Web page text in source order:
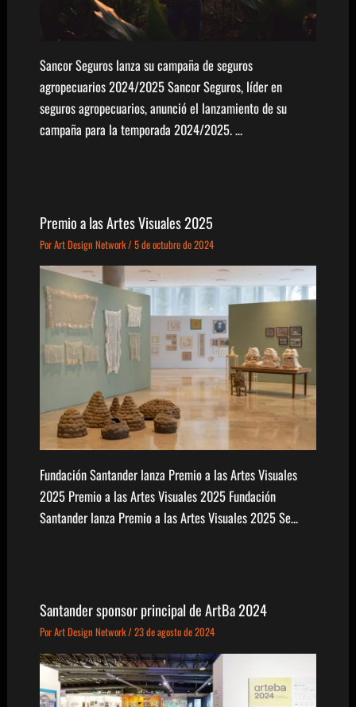
Sancor Seguros lanza su campaña de seguros
agropecuarios 2024/2025 Sancor Seguros, líder en
seguros agropecuarios, anunció el lanzamiento de su
campaña para la temporada 2024/2025. …
Premio a las Artes Visuales 2025
PorArt Design Network/ 5 de octubre de 2024
Fundación Santander lanza Premio a las Artes Visuales
2025 Premio a las Artes Visuales 2025 Fundación
Santander lanza Premio a las Artes Visuales 2025 Se…
Santander sponsor principal de ArtBa 2024
PorArt Design Network/ 23 de agosto de 2024